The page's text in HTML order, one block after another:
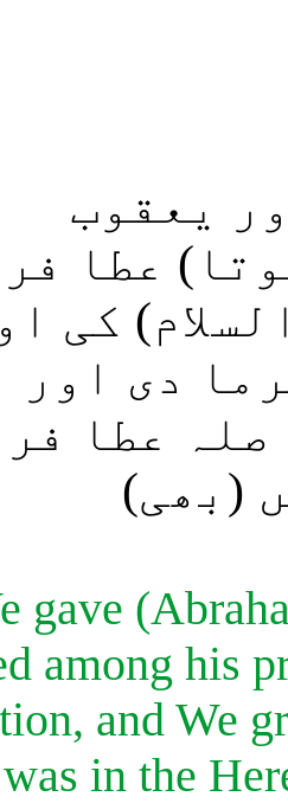
یعقوب
عطا
کی
دی اور
عطا
(بھی)
gave
among his
and We
in the